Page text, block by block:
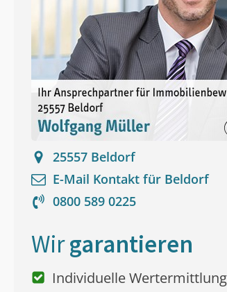
25557 Beldorf
E-Mail Kontakt für Beldorf
0800 589 0225
Wirgarantieren
Individuelle Wertermittlung